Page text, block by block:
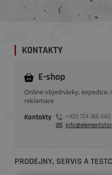
KONTAKTY
E-shop
Online objednávky,
reklamace
Kontakty
+420 724 366 440
PRODEJNY, SERVIS A